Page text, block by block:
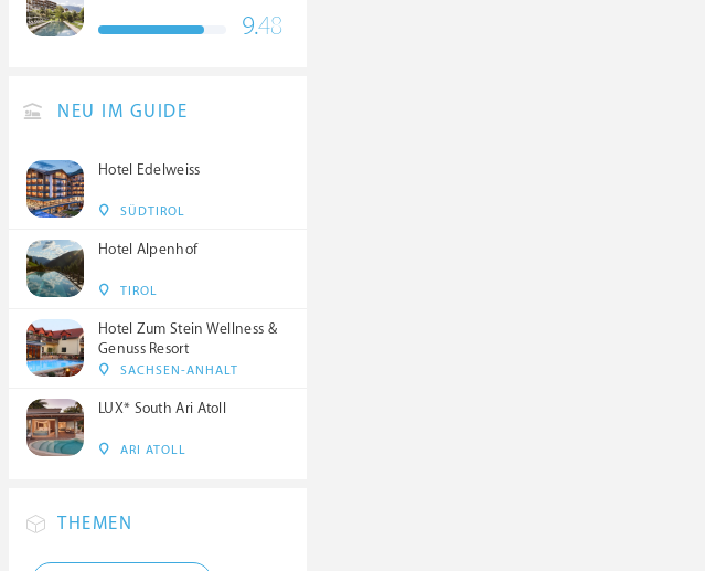
9.48
NEU IM GUIDE
Hotel Edelweiss
SÜDTIROL
Hotel Alpenhof
TIROL
Hotel Zum Stein Wellness &
Genuss Resort
SACHSEN-ANHALT
LUX* South Ari Atoll
ARI ATOLL
THEMEN